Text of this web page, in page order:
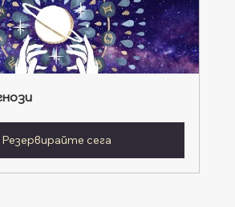
Резервирайте сега